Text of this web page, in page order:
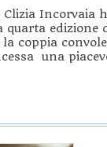
Clizia
quarta
coppia
una